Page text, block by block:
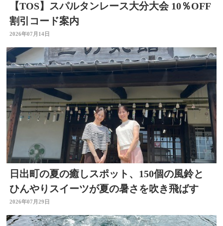
【TOS】スパルタンレース大分大会 10％OFF
割引コード案内
2026年07月14日
日出町の夏の癒しスポット、150個の風鈴と
ひんやりスイーツが夏の暑さを吹き飛ばす
2026年07月29日